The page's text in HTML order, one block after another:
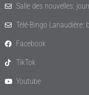
Salle des nouvelles:
Télé-Bingo Lanaudière:
Facebook
TikTok
Youtube